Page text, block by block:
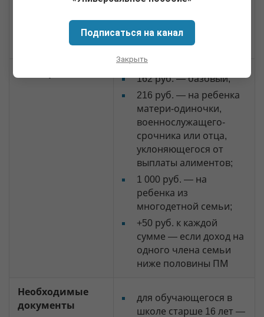
ч. III постановления №
46-П от 17.04.2006
162 руб. — базовый;
216 руб. — на ребенка
матери-одиночки,
военнослужащего-
срочника или отца,
уклоняющегося от
выплаты алиментов;
1 000 руб. — на
ребенка из
многодетной семьи;
+50 руб. к каждой
сумме — если доход на
одного члена семьи
ниже половины ПМ
Необходимые
документы
для обучающегося в
школе старше 16 лет —
Подписаться на канал
Закрыть